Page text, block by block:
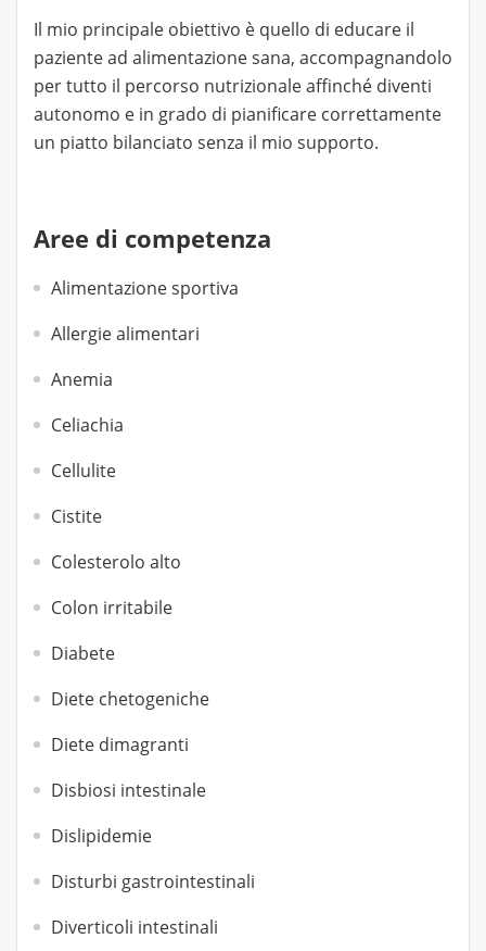
Il mio principale obiettivo è quello di educare il
paziente ad alimentazione sana, accompagnandolo
per tutto il percorso nutrizionale affinché diventi
autonomo e in grado di pianificare correttamente
un piatto bilanciato senza il mio supporto.
Aree di competenza
Alimentazione sportiva
Allergie alimentari
Anemia
Celiachia
Cellulite
Cistite
Colesterolo alto
Colon irritabile
Diabete
Diete chetogeniche
Diete dimagranti
Disbiosi intestinale
Dislipidemie
Disturbi gastrointestinali
Diverticoli intestinali